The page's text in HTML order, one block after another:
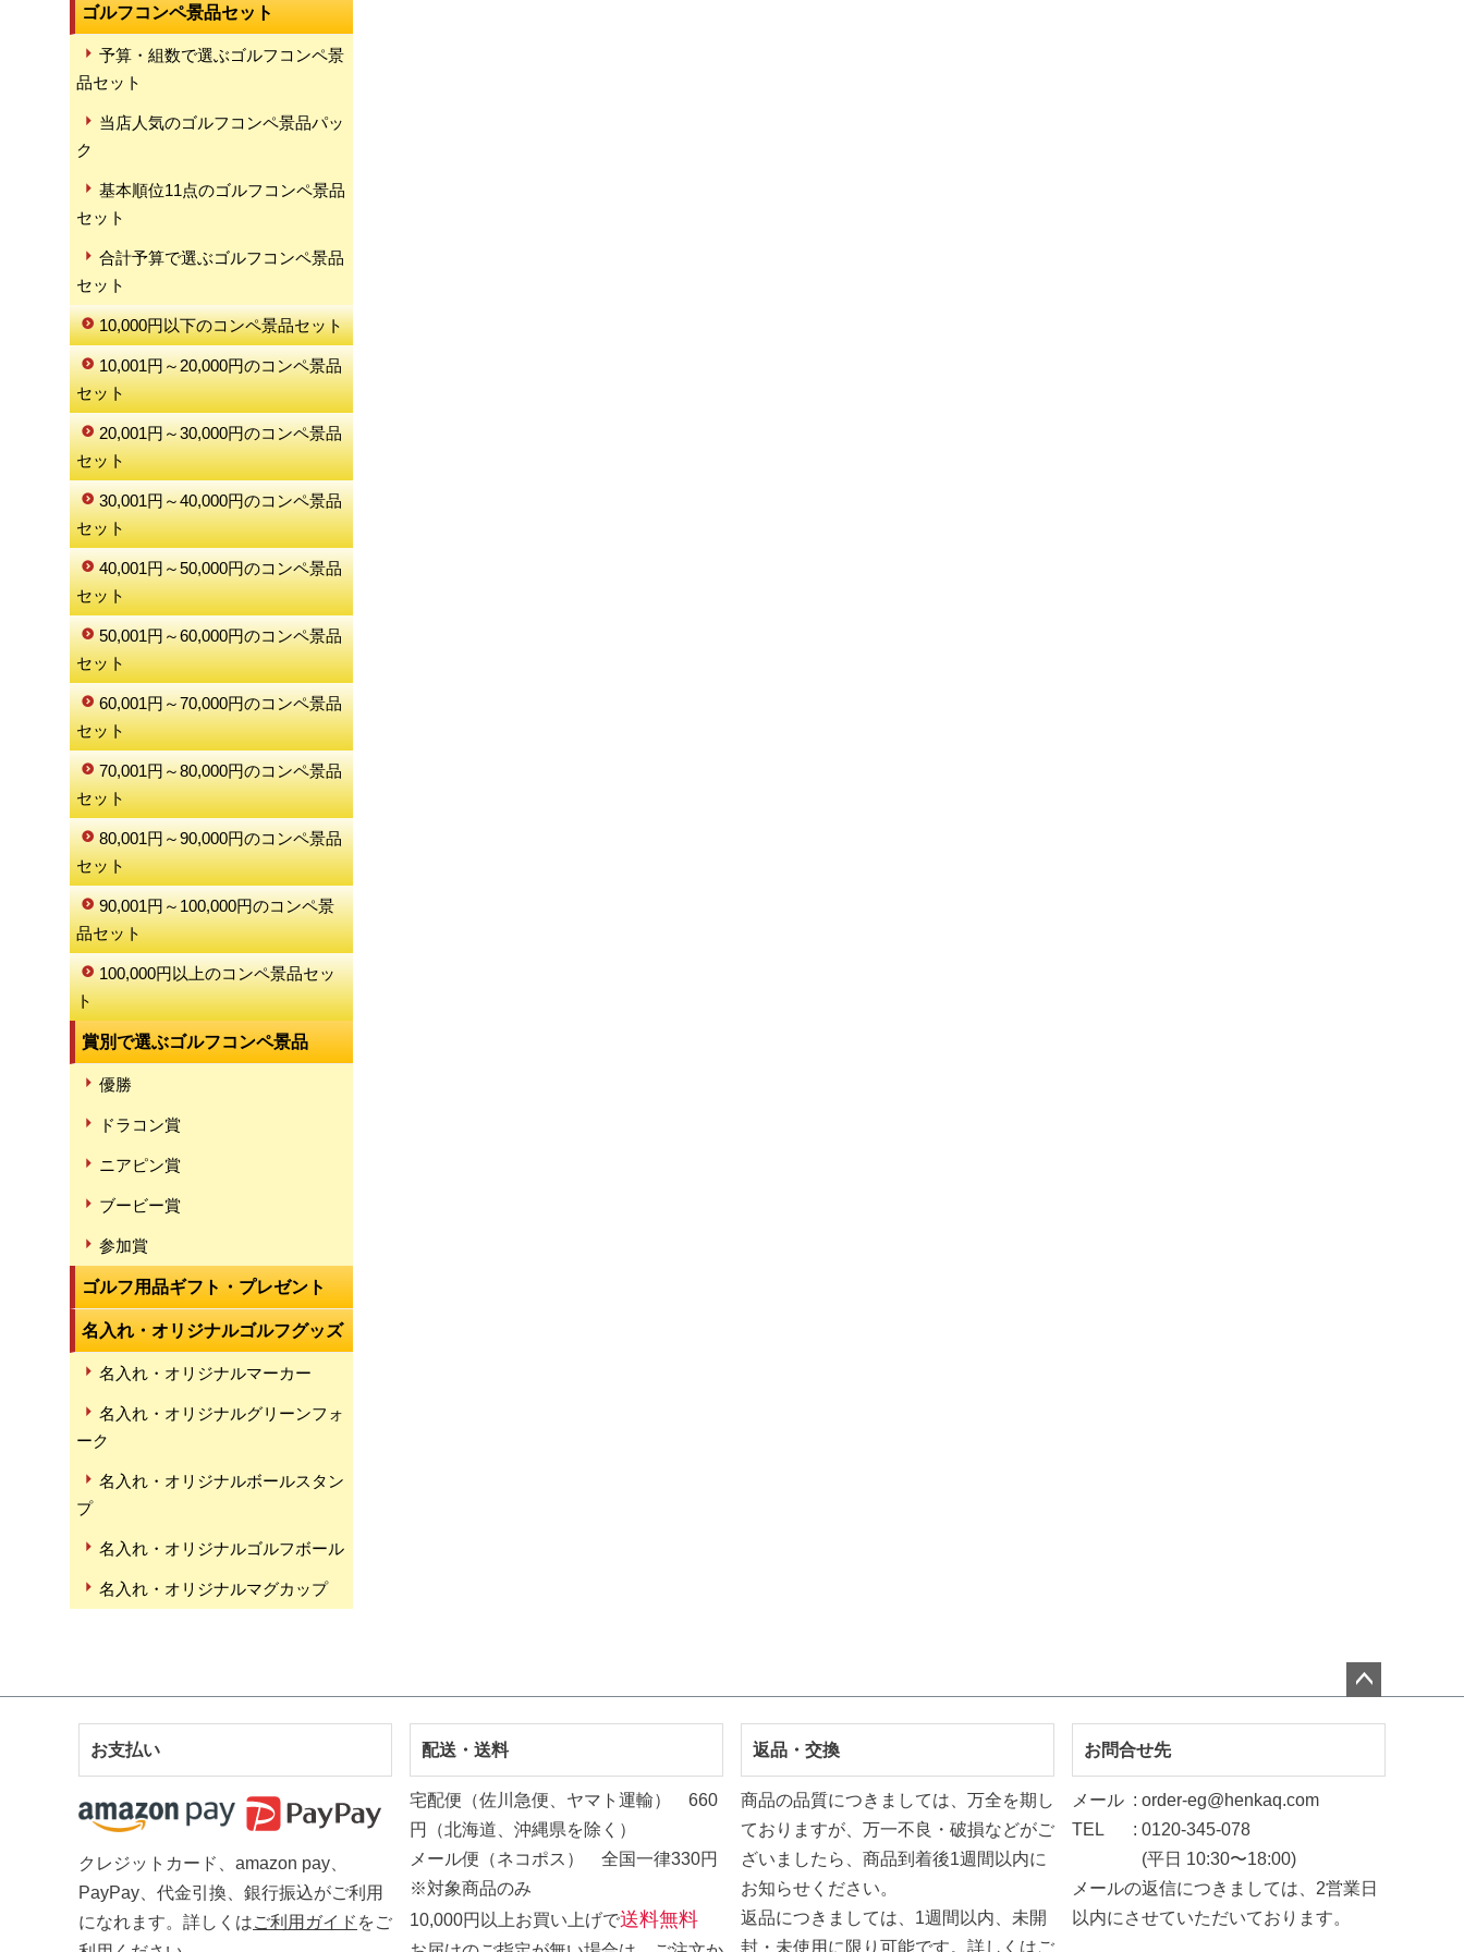
ゴルフコンペ景品セット
予算・組数で選ぶゴルフコンペ景
品セット
当店人気のゴルフコンペ景品パッ
ク
基本順位11点のゴルフコンペ景品
セット
合計予算で選ぶゴルフコンペ景品
セット
10,000円以下のコンペ景品セット
10,001円～20,000円のコンペ景品
セット
20,001円～30,000円のコンペ景品
セット
30,001円～40,000円のコンペ景品
セット
40,001円～50,000円のコンペ景品
セット
50,001円～60,000円のコンペ景品
セット
60,001円～70,000円のコンペ景品
セット
70,001円～80,000円のコンペ景品
セット
80,001円～90,000円のコンペ景品
セット
90,001円～100,000円のコンペ景
品セット
100,000円以上のコンペ景品セッ
ト
賞別で選ぶゴルフコンペ景品
優勝
ドラコン賞
ニアピン賞
ブービー賞
参加賞
ゴルフ用品ギフト・プレゼント
名入れ・オリジナルゴルフグッズ
名入れ・オリジナルマーカー
名入れ・オリジナルグリーンフォ
ーク
名入れ・オリジナルボールスタン
プ
名入れ・オリジナルゴルフボール
名入れ・オリジナルマグカップ
ップ
お支払い
クレジットカード、amazon pay、
PayPay、代金引換、銀行振込がご利用
になれます。詳しくはご利用ガイド をご
配送・送料
宅配便（佐川急便、ヤマト運輸） 660
円（北海道、沖縄県を除く）
メール便（ネコポス） 全国一律330円
※対象商品のみ
10,000円以上お買い上げで送料無料
返品・交換
商品の品質につきましては、万全を期し
ておりますが、万一不良・破損などがご
ざいましたら、商品到着後1週間以内に
お知らせください。
返品につきましては、1週間以内、未開
封・未使用に限り可能です。詳しくはご
お問合せ先
メール
order-eg@henkaq.com
TEL
0120-345-078
(平日 10:30〜18:00)
メールの返信につきましては、2営業日
以内にさせていただいております。